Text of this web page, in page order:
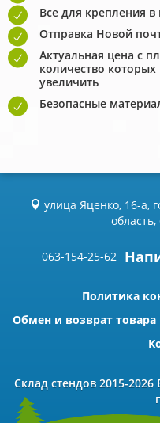
Все для крепления в
Отправка Новой
Актуальная цена с
количество
увеличить
Безопасные
улица Яценко, 16-а,
063-154-25-62
Политика
Обмен и возврат товара
Склад стендов2015-2026